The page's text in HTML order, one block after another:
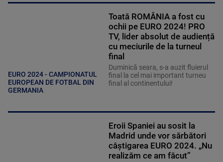
EURO 2024 - CAMPIONATUL
EUROPEAN DE FOTBAL DIN
GERMANIA
Toată ROMÂNIA a fost cu
ochii pe EURO 2024! PRO
TV, lider absolut de audiență
cu meciurile de la turneul
final
Duminică seara, s-a auzit fluierul
final la cel mai important turneu
final al continentului!
Eroii Spaniei au sosit la
Madrid unde vor sărbători
câştigarea EURO 2024. „Nu
realizăm ce am făcut”